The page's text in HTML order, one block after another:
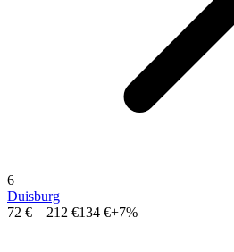
6
Duisburg
72 € – 212 €134 €+7%